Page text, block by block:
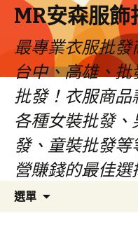
MR安森服飾
最專業衣服批發
台中、高雄、
批發！衣服商品
各種女裝批發
發、童裝批發
營賺錢的最佳選
選單